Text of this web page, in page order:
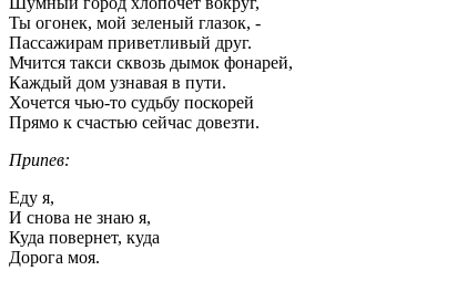
Ты огонек, мой зеленый глазок, -
Пассажирам приветливый друг.
Мчится такси сквозь дымок фонарей,
Каждый дом узнавая в пути.
Хочется чью-то судьбу поскорей
Прямо к счастью сейчас довезти.
Припев:
Еду я,
И снова не знаю я,
Куда повернет, куда
Дорога моя.